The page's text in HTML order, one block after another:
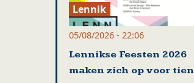
Lennik
05/08/2026 - 22:06
Lennikse Feesten 2026
maken zich op voor tien